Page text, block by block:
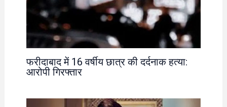
फरीदाबाद में 16 वर्षीय छात्र की दर्दनाक हत्या:
आरोपी गिरफ्तार